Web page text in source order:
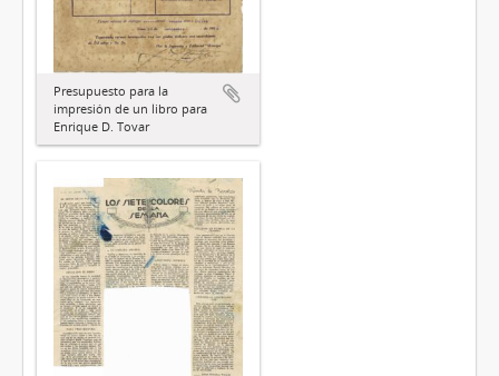
Presupuesto para la
impresión de un libro para
Enrique D. Tovar